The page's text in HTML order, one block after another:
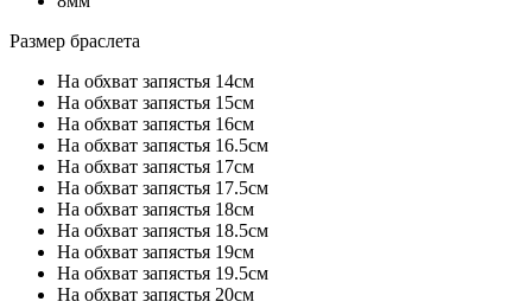
Размер браслета
На обхват запястья 14см
На обхват запястья 15см
На обхват запястья 16см
На обхват запястья 16.5см
На обхват запястья 17см
На обхват запястья 17.5см
На обхват запястья 18см
На обхват запястья 18.5см
На обхват запястья 19см
На обхват запястья 19.5см
На обхват запястья 20см